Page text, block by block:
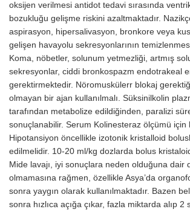
oksijen verilmesi antidot tedavi sırasında
bozukluğu gelişme riskini azaltmaktadır.
aspirasyon, hipersalivasyon, bronkore veya
gelişen havayolu sekresyonlarının
Koma, nöbetler, solunum yetmezliği, artmış
sekresyonlar, ciddi bronkospazm endotrakeal
gerektirmektedir. Nöromuskülerr blokaj
olmayan bir ajan kullanılmalı. Süksinilkolin
tarafından metabolize edildiğin­den, paralizi
sonuçlanabilir. Serum Kolinesteraz ölçümü için
Hipo­tansiyon öncellikle izotonik kristalloid
edilmelidir. 10-20 ml/kg dozlarda bolus
Mide lavajı, iyi sonuçlara neden olduğuna dair
olmamasına rağmen, özellikle Asya’da
sonra yaygın olarak kullanılmaktadır. Bazen
sonra hızlıca açığa çıkar, fazla miktarda alıp 2